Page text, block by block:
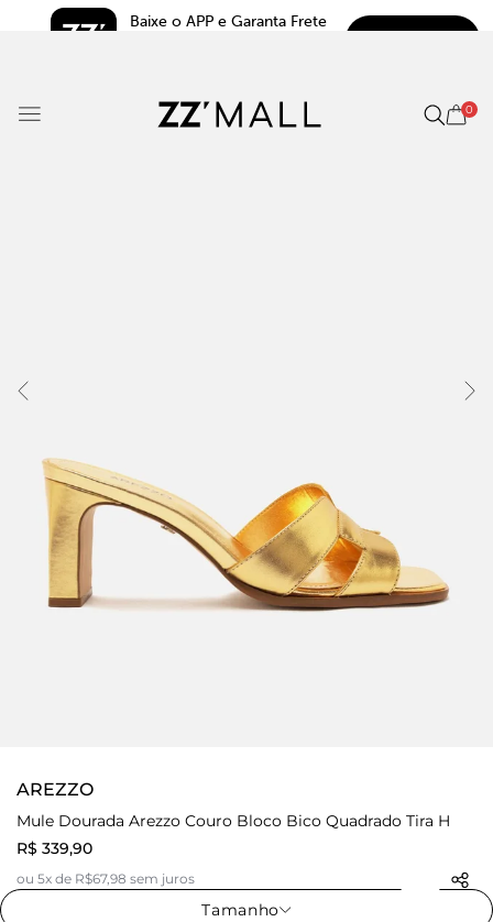
Baixe o APP e Garanta Frete
0
AREZZO
Mule Dourada Arezzo Couro Bloco Bico Quadrado Tira H
R$ 339,90
ou 5x de R$67,98 sem juros
Tamanho